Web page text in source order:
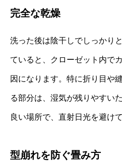
完全な乾燥
洗った後は陰干しでしっかり
ていると、クローゼット内で
因になります。特に折り目や
る部分は、湿気が残りやすい
良い場所で、直射日光を避け
型崩れを防ぐ畳み方